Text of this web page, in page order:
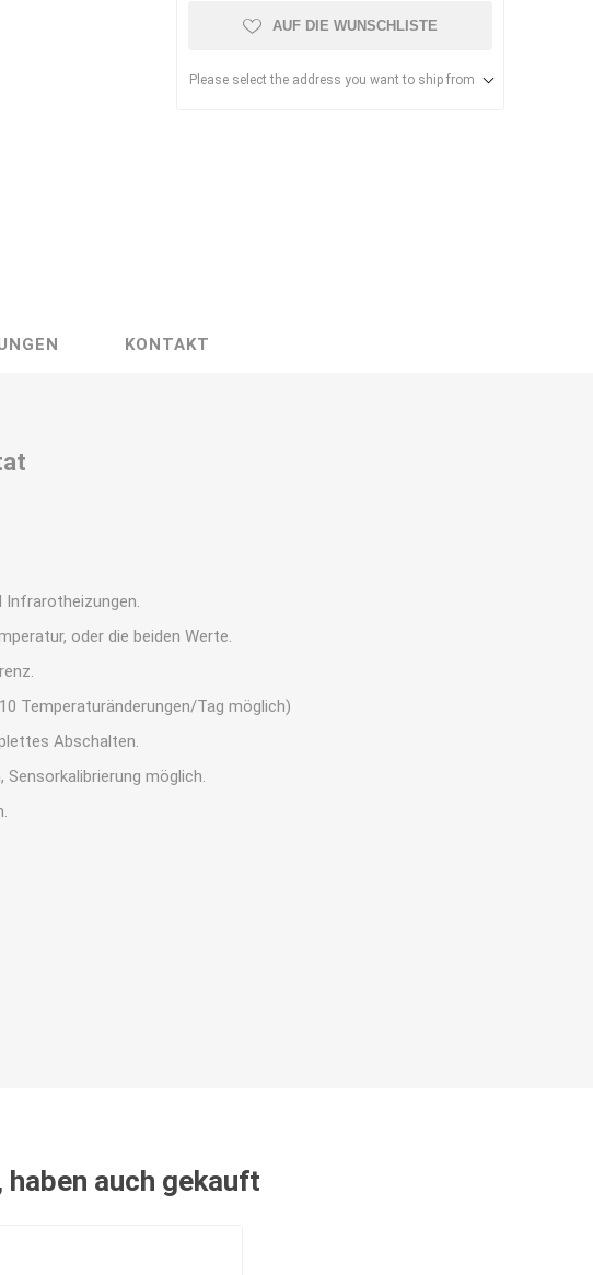
AUF DIE WUNSCHLISTE
Please select the address you want to ship from
KONTAKT
Infrarotheizungen.
oder die beiden Werte.
Temperaturänderungen/Tag möglich)
Abschalten.
möglich.
auch gekauft